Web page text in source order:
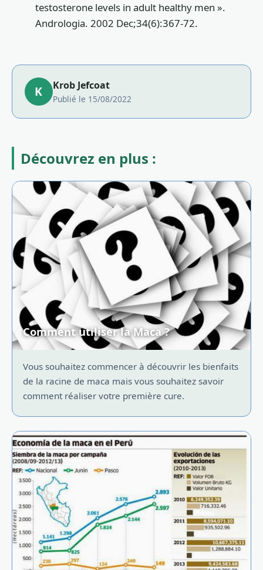
testosterone levels in adult healthy men ».
Andrologia. 2002 Dec;34(6):367-72.
K Krob Jefcoat
Publié le 15/08/2022
Découvrez en plus :
Comment utiliser la Maca ?
Vous souhaitez commencer à découvrir les bienfaits
de la racine de maca mais vous souhaitez savoir
comment réaliser votre première cure.